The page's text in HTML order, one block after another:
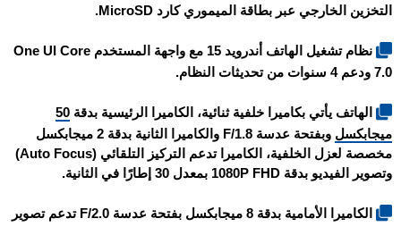
التخزين الخارجي عبر بطاقة الميموري كارد MicroSD.
نظام تشغيل الهاتف أندرويد 15 مع واجهة المستخدم One UI Core
7.0 ودعم 4 سنوات من تحديثات النظام.
الهاتف يأتي بكاميرا خلفية ثنائية، الكاميرا الرئيسية بدقة 50
ميجابكسل
وبفتحة عدسة F/1.8 والكاميرا الثانية بدقة 2 ميجابكسل
مخصصة لعزل الخلفية، الكاميرا تدعم التركيز التلقائي (Auto Focus)
وتصوير الفيديو بدقة 1080P FHD بمعدل 30 إطارًا في الثانية.
الكاميرا الأمامية بدقة 8 ميجابكسل بفتحة عدسة F/2.0 تدعم تصوير